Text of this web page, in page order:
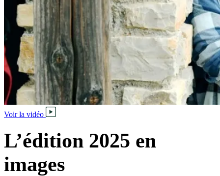
Voir la vidéo
L’édition 2025 en
images